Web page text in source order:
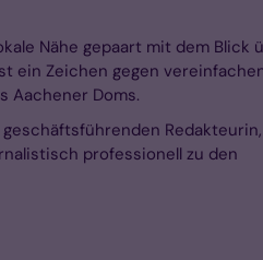
Nähe gepaart mit dem Blick
ein Zeichen gegen
Aachener Doms.
professionell zu den